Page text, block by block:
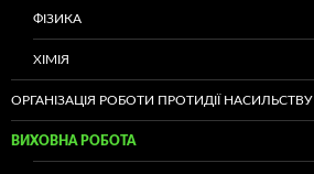
ФІЗИКА
ХІМІЯ
ОРГАНІЗАЦІЯ РОБОТИ ПРОТИДІЇ НАСИЛЬСТВУ
ВИХОВНА РОБОТА